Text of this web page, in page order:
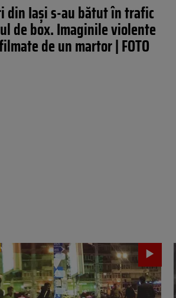
din Iași s-au bătut în trafic
de box. Imaginile violente
de un martor | FOTO